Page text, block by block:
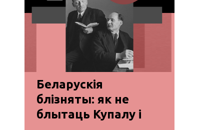
Беларускія
блізняты: як не
блытаць Купалу і